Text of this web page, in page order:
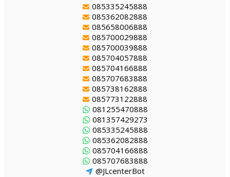
085335245888
085362082888
085658006888
085700029888
085700039888
085704057888
085704166888
085707683888
085738162888
085773122888
081255470888
081357429273
085335245888
085362082888
085704166888
085707683888
@JLcenterBot